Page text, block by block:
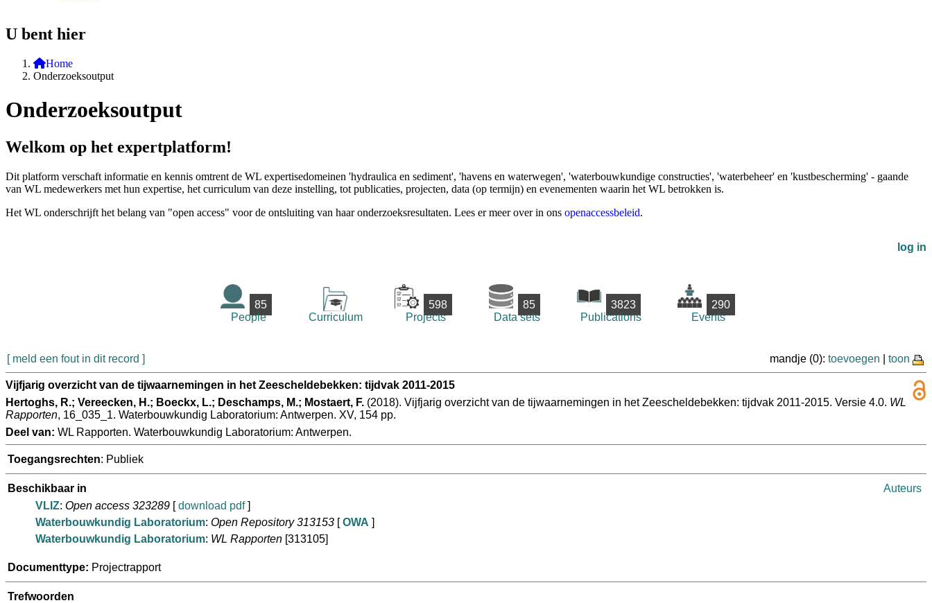
U bent hier
Home
Onderzoeksoutput
Onderzoeksoutput
Welkom op het expertplatform!
Dit platform verschaft informatie en kennis omtrent de WL expertisedomeinen 'hydraulica en sediment', 'havens en waterwegen', 'waterbouwkundige constructies', 'waterbeheer' en 'kustbescherming' - gaande
van WL medewerkers met hun expertise, het curriculum van deze instelling, tot publicaties, projecten, data (op termijn) en evenementen waarin het WL betrokken is.
Het WL onderschrijft het belang van "open access" voor de ontsluiting van haar onderzoeksresultaten. Lees er meer over in ons openaccessbeleid.
log in
85
People
Curriculum
598
Projects
85
Data sets
3823
Publications
290
Events
[ meld een fout in dit record ] mandje (0): toevoegen toon
Vijfjarig overzicht van de tijwaarnemingen in het Zeescheldebekken: tijdvak 2011-2015
Hertoghs, R.; Vereecken, H.; Boeckx, L.; Deschamps, M.; Mostaert, F. (2018). Vijfjarig overzicht van de tijwaarnemingen in het Zeescheldebekken: tijdvak 2011-2015. Versie 4.0. WL
Rapporten, 16_035_1. Waterbouwkundig Laboratorium: Antwerpen. XV, 154 pp.
Deel van: WL Rapporten. Waterbouwkundig Laboratorium: Antwerpen.
Toegangsrechten: Publiek
Beschikbaar in
Auteurs
VLIZ: Open access 323289 [download pdf]
Waterbouwkundig Laboratorium: Open Repository 313153 [OWA ]
Waterbouwkundig Laboratorium: WL Rapporten [313105]
Documenttype: Projectrapport
Trefwoorden